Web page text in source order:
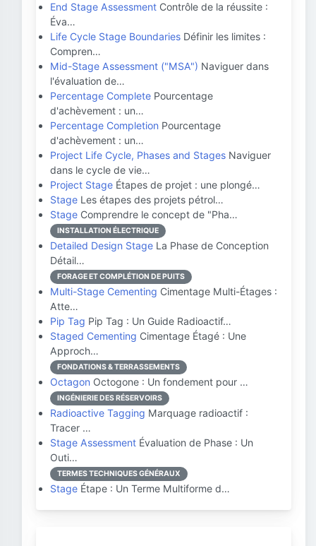
End Stage Assessment Contrôle de la réussite :
Éva…
Life Cycle Stage Boundaries Définir les limites :
Compren…
Mid-Stage Assessment ("MSA") Naviguer dans
l'évaluation de…
Percentage Complete Pourcentage
d'achèvement : un…
Percentage Completion Pourcentage
d'achèvement : un…
Project Life Cycle, Phases and Stages Naviguer
dans le cycle de vie…
Project Stage Étapes de projet : une plongé…
Stage Les étapes des projets pétrol…
Stage Comprendre le concept de "Pha…
INSTALLATION ÉLECTRIQUE
Detailed Design Stage La Phase de Conception
Détail…
FORAGE ET COMPLÉTION DE PUITS
Multi-Stage Cementing Cimentage Multi-Étages :
Atte…
Pip Tag Pip Tag : Un Guide Radioactif…
Staged Cementing Cimentage Étagé : Une
Approch…
FONDATIONS & TERRASSEMENTS
Octagon Octogone : Un fondement pour …
INGÉNIERIE DES RÉSERVOIRS
Radioactive Tagging Marquage radioactif :
Tracer …
Stage Assessment Évaluation de Phase : Un
Outi…
TERMES TECHNIQUES GÉNÉRAUX
Stage Étape : Un Terme Multiforme d…